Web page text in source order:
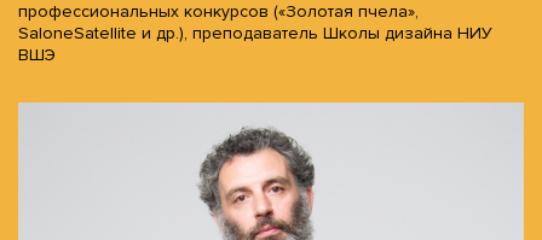
профессиональных конкурсов («Золотая пчела»,
SaloneSatellite и др.), преподаватель Школы дизайна НИУ
ВШЭ